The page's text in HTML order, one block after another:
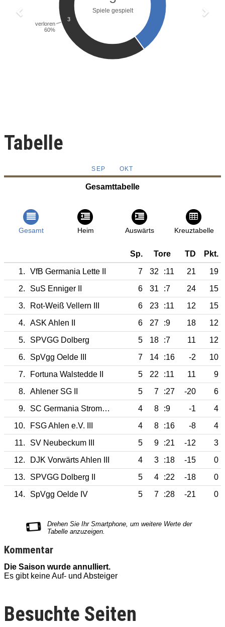
Tabelle
SEP OKT
Gesamttabelle
Gesamt Heim Auswärts Kreuztabelle
Sp. Tore TD Pkt.
1. VfB Germania Lette II 7 32 :11 21
19
2.
SuS Enniger II 6 31 :7 24
15
3.
Rot-Weiß Vellern III 6 23 :11 12
15
4.
ASK Ahlen II 6 27 :9 18
12
5.
SPVGG Dolberg 5 18 :7 11
12
6.
SpVgg Oelde III 7 14 :16 -2
10
7.
Fortuna Walstedde II 5 22 :11 11
9
8.
Ahlener SG II 5 7 :27 -20
6
9.
SC Germania Stromberg III 4 8 :9 -1
4
10.
FSG Ahlen e.V. III 4 8 :16 -8
4
11.
SV Neubeckum III 5 9 :21 -12
3
12.
DJK Vorwärts Ahlen III 4 3 :18 -15
0
13.
SPVGG Dolberg II 5 4 :22 -18
0
14.
SpVgg Oelde IV 5 7 :28 -21 0
Kommentar
Die Saison wurde annulliert.
Es gibt keine Auf- und Absteiger
Besuchte Seiten